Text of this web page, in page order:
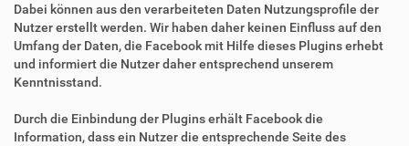
Dabei können aus den verarbeiteten Daten Nutzungsprofile der
Nutzer erstellt werden. Wir haben daher keinen Einfluss auf den
Umfang der Daten, die Facebook mit Hilfe dieses Plugins erhebt
und informiert die Nutzer daher entsprechend unserem
Kenntnisstand.
Durch die Einbindung der Plugins erhält Facebook die
Information, dass ein Nutzer die entsprechende Seite des